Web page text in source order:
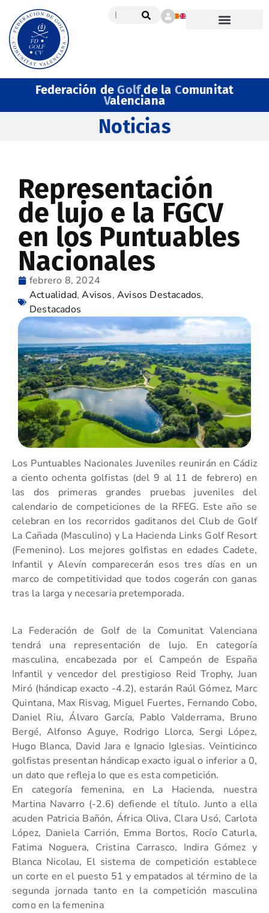
Federación deGolfde la Comunitat
Valenciana
Noticias
Representación
de lujo e la FGCV
en los Puntuables
Nacionales
febrero 8, 2024
Actualidad,Avisos,Avisos Destacados,
Destacados
Los Puntuables Nacionales Juveniles reunirán en Cádiz
a ciento ochenta golfistas (del 9 al 11 de febrero) en
las dos primeras grandes pruebas juveniles del
calendario de competiciones de la RFEG. Este año se
celebran en los recorridos gaditanos del Club de Golf
La Cañada (Masculino) y La Hacienda Links Golf Resort
(Femenino). Los mejores golfistas en edades Cadete,
Infantil y Alevín comparecerán esos tres días en un
marco de competitividad que todos cogerán con ganas
tras la larga y necesaria pretemporada.
La Federación de Golf de la Comunitat Valenciana
tendrá una representación de lujo. En categoría
masculina, encabezada por el Campeón de España
Infantil y vencedor del prestigioso Reid Trophy, Juan
Miró (hándicap exacto -4.2), estarán Raúl Gómez, Marc
Quintana, Max Risvag, Miguel Fuertes, Fernando Cobo,
Daniel Riu, Álvaro García, Pablo Valderrama, Bruno
Bergé, Alfonso Aguye, Rodrigo Llorca, Sergi López,
Hugo Blanca, David Jara e Ignacio Iglesias. Veinticinco
golfistas presentan hándicap exacto igual o inferior a 0,
un dato que refleja lo que es esta competición.
En categoría femenina, en La Hacienda, nuestra
Martina Navarro (-2.6) defiende el título. Junto a ella
acuden Patricia Bañón, África Oliva, Clara Usó, Carlota
López, Daniela Carrión, Emma Bortos, Rocío Caturla,
Fatima Noguera, Cristina Carrasco, Indira Gómez y
Blanca Nicolau, El sistema de competición establece
un corte en el puesto 51 y empatados al término de la
segunda jornada tanto en la competición masculina
como en la femenina